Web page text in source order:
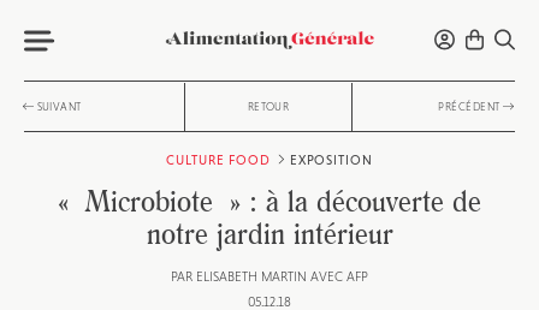
SUIVANT RETOUR PRÉCÉDENT
CULTURE FOOD EXPOSITION
« Microbiote » : à la découverte de
notre jardin intérieur
PAR ELISABETH MARTIN AVEC AFP
05.12.18